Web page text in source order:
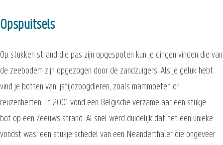
Opspuitsels
Op stukken strand die pas zijn opgespoten kun je dingen vinden die van
de zeebodem zijn opgezogen door de zandzuigers. Als je geluk hebt
vind je botten van ijstijdzoogdieren, zoals mammoeten of
reuzenherten. In 2001 vond een Belgische verzamelaar een stukje
bot op een Zeeuws strand. Al snel werd duidelijk dat het een unieke
vondst was: een stukje schedel van een Neanderthaler die ongeveer